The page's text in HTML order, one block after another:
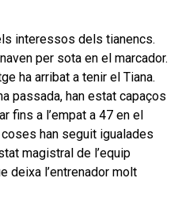
interessos dels tianencs.
per sota en el marcador.
ha arribat a tenir el Tiana.
passada, han estat capaços
fins a l’empat a 47 en el
han seguit igualades
magistral de l’equip
deixa l’entrenador molt